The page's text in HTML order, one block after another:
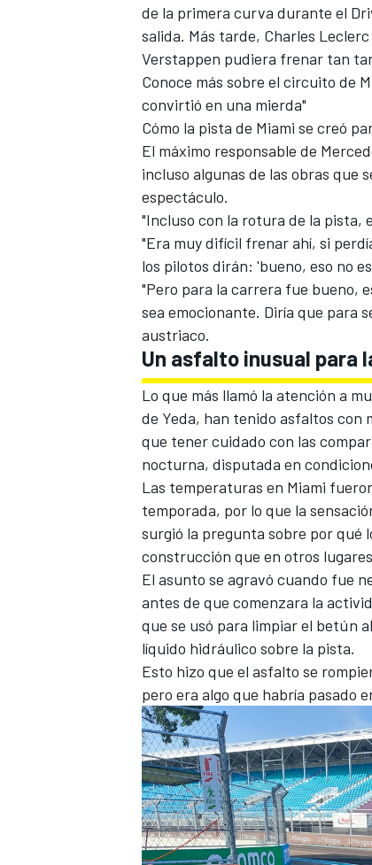
FÓRMULA E
de la primera curva durante el
salida. Más tarde, Charles
Verstappen pudiera frenar tan
Conoce más sobre el circuito de
convirtió en una mierda"
Cómo la pista de Miami se creó
El máximo responsable de
incluso algunas de las obras que
espectáculo.
"Incluso con la rotura de la pista,
"Era muy difícil frenar ahí, si
los pilotos dirán: 'bueno, eso no
"Pero para la carrera fue bueno,
sea emocionante. Diría que para
austriaco.
Un asfalto inusual para
Lo que más llamó la atención a
de Yeda, han tenido asfaltos con
que tener cuidado con las
nocturna, disputada en
Las temperaturas en Miami
temporada, por lo que la
surgió la pregunta sobre por qué
construcción que en otros
El asunto se agravó cuando fue
antes de que comenzara la
que se usó para limpiar el betún
líquido hidráulico sobre la pista.
Esto hizo que el asfalto se
pero era algo que habría pasado